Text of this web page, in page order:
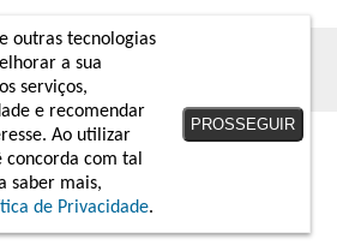
© arquivodabola.com.br
Instagram
outras tecnologias
a sua
serviços,
e recomendar
Ao utilizar
concorda com tal
saber mais,
de Privacidade.
PROSSEGUIR